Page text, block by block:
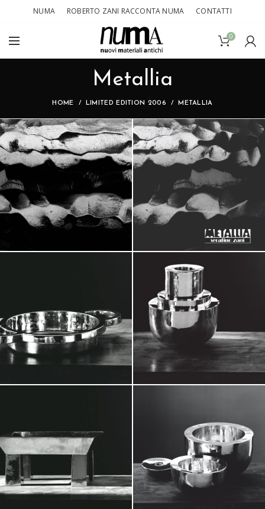
NUMA ROBERTO ZANI RACCONTA NUMA CONTATTI
0
Metallia
HOME LIMITED EDITION 2006 METALLIA